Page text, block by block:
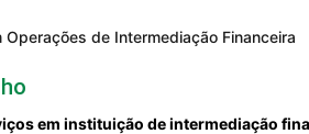
de Intermediação Financeira
em instituição de intermediação